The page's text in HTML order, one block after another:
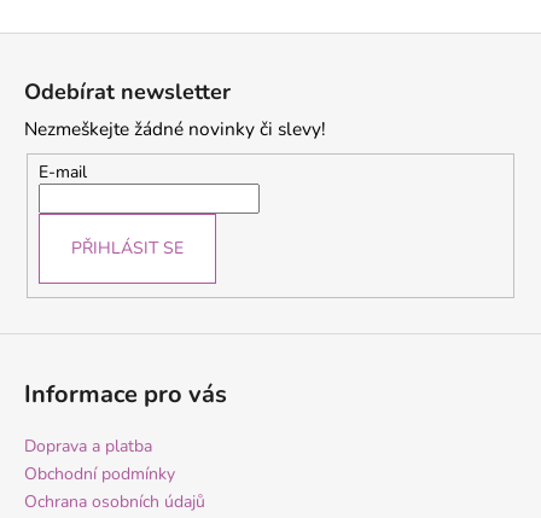
Odebírat newsletter
Nezmeškejte žádné novinky či slevy!
E-mail
PŘIHLÁSIT SE
Informace pro vás
Doprava a platba
Obchodní podmínky
Ochrana osobních údajů